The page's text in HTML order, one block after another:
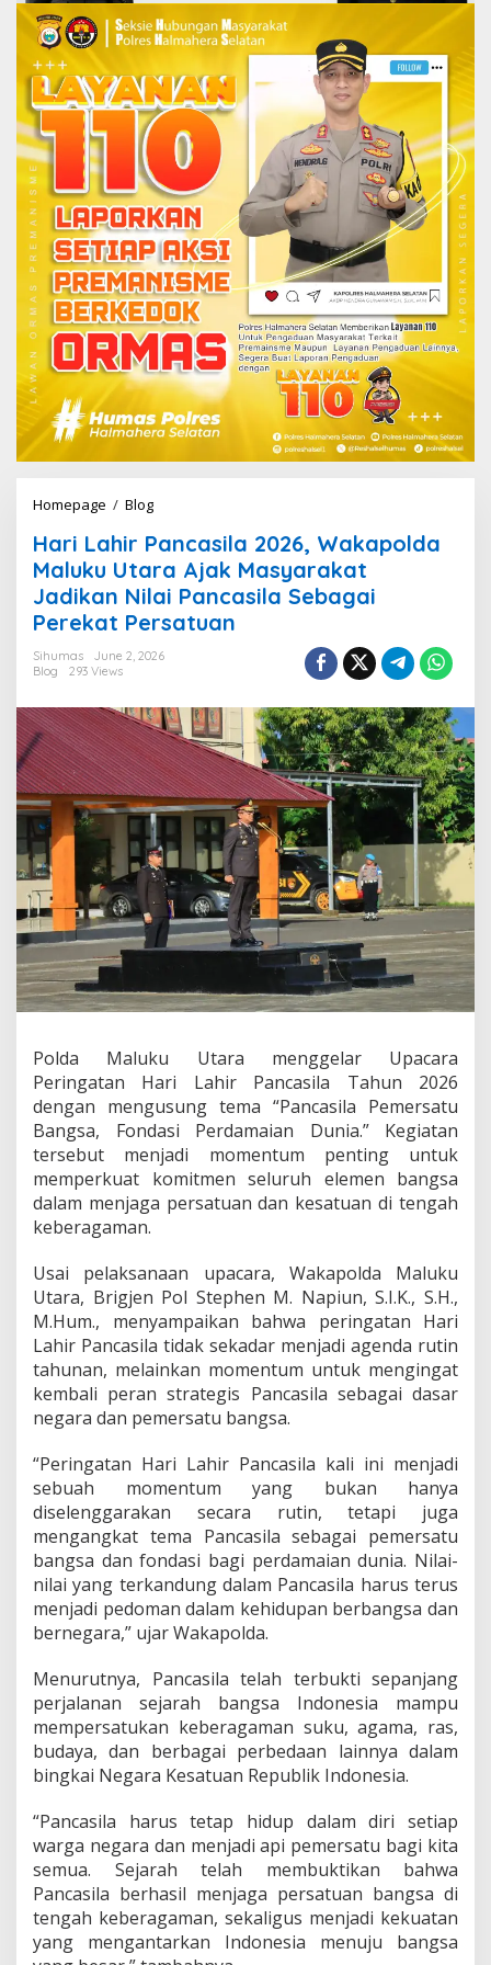
Homepage / Blog
r
i
L
a
h
r
n
c
a
s
i
l
a
2
0
2
6
,
k
a
o
a
M
a
l
u
k
t
r
a
A
j
a
k
s
y
a
r
k
a
t
J
d
i
k
a
n
N
i
a
i
P
a
n
c
a
Hari Lahir Pancasila 2026, Wakapolda
Maluku Utara Ajak Masyarakat
Jadikan Nilai Pancasila Sebagai
Perekat Persatuan
Sihumas
June 2, 2026
Blog
293 Views
Polda Maluku Utara menggelar Upacara
Peringatan Hari Lahir Pancasila Tahun 2026
dengan mengusung tema “Pancasila Pemersatu
Bangsa, Fondasi Perdamaian Dunia.” Kegiatan
tersebut menjadi momentum penting untuk
memperkuat komitmen seluruh elemen bangsa
dalam menjaga persatuan dan kesatuan di tengah
keberagaman.
Usai pelaksanaan upacara, Wakapolda Maluku
Utara, Brigjen Pol Stephen M. Napiun, S.I.K., S.H.,
M.Hum., menyampaikan bahwa peringatan Hari
Lahir Pancasila tidak sekadar menjadi agenda rutin
tahunan, melainkan momentum untuk mengingat
kembali peran strategis Pancasila sebagai dasar
negara dan pemersatu bangsa.
“Peringatan Hari Lahir Pancasila kali ini menjadi
sebuah momentum yang bukan hanya
diselenggarakan secara rutin, tetapi juga
mengangkat tema Pancasila sebagai pemersatu
bangsa dan fondasi bagi perdamaian dunia. Nilai-
nilai yang terkandung dalam Pancasila harus terus
menjadi pedoman dalam kehidupan berbangsa dan
bernegara,” ujar Wakapolda.
Menurutnya, Pancasila telah terbukti sepanjang
perjalanan sejarah bangsa Indonesia mampu
mempersatukan keberagaman suku, agama, ras,
budaya, dan berbagai perbedaan lainnya dalam
bingkai Negara Kesatuan Republik Indonesia.
“Pancasila harus tetap hidup dalam diri setiap
warga negara dan menjadi api pemersatu bagi kita
semua. Sejarah telah membuktikan bahwa
Pancasila berhasil menjaga persatuan bangsa di
tengah keberagaman, sekaligus menjadi kekuatan
yang mengantarkan Indonesia menuju bangsa